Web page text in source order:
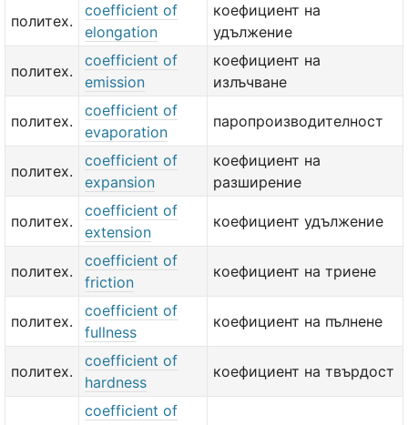
политех.
coefficient of
elongation
коефициент на
удължение
политех.
coefficient of
emission
коефициент на
излъчване
политех.
coefficient of
evaporation
паропроизводителност
политех.
coefficient of
expansion
коефициент на
разширение
политех.
coefficient of
extension
коефициент удължение
политех.
coefficient of
friction
коефициент на триене
политех.
coefficient of
fullness
коефициент на пълнене
политех.
coefficient of
hardness
коефициент на твърдост
coefficient of